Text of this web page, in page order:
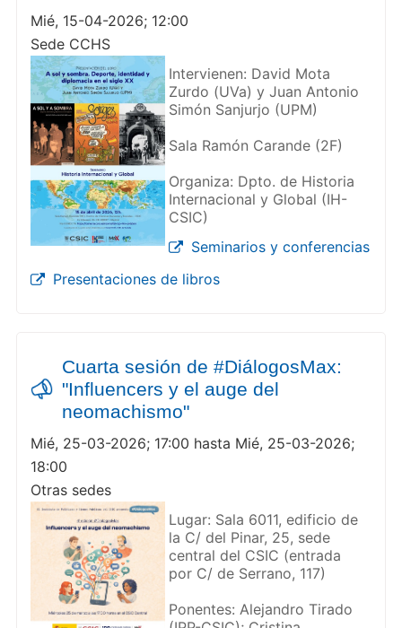
Mié, 15-04-2026; 12:00
Sede CCHS
Intervienen: David Mota
Zurdo (UVa) y Juan Antonio
Simón Sanjurjo (UPM)
Sala Ramón Carande (2F)
Organiza: Dpto. de Historia
Internacional y Global (IH-
CSIC)
Seminarios y conferencias
Presentaciones de libros
Cuarta sesión de #DiálogosMax:
"Influencers y el auge del
neomachismo"
Mié, 25-03-2026; 17:00 hasta Mié, 25-03-2026;
18:00
Otras sedes
Lugar: Sala 6011, edificio de
la C/ del Pinar, 25, sede
central del CSIC (entrada
por C/ de Serrano, 117)
Ponentes: Alejandro Tirado